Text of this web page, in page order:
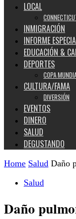
LOCAL
INMIGRACIÓN
INFORME
EDUCACIÓN &
DEPORTES
COPA
CULTURA/FAMA
DIVERSIÓN
EVENTOS
DINERO
SALUD
DEGUSTANDO
Home Salud Daño
Salud
Daño